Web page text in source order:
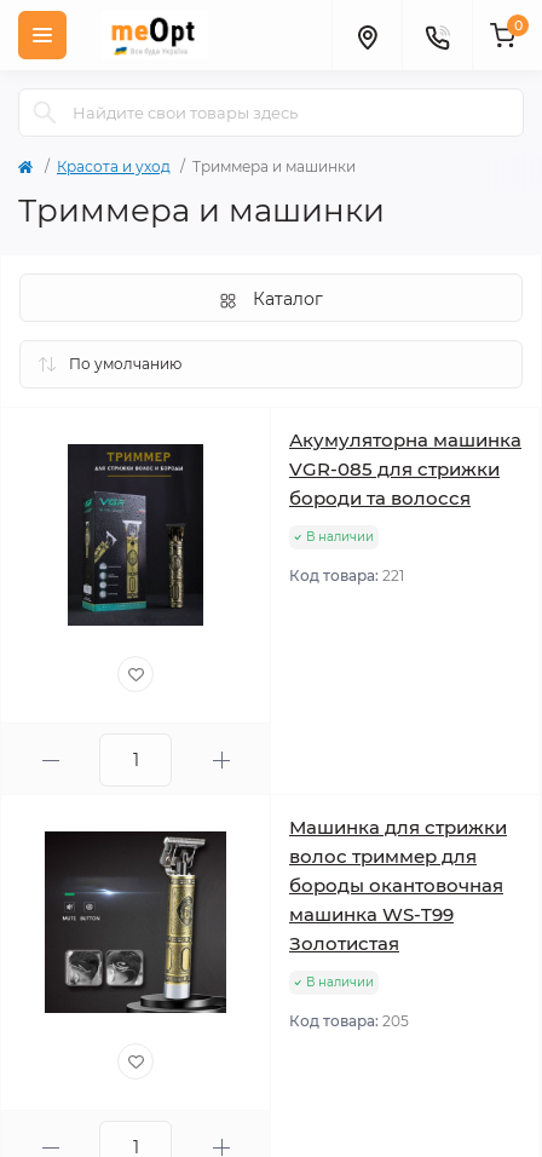
0
Красота и уход Триммера и машинки
Триммера и машинки
Каталог
Акумуляторна машинка
VGR-085 для стрижки
бороди та волосся
В наличии
Код товара: 221
Машинка для стрижки
волос триммер для
бороды окантовочная
машинка WS-T99
Золотистая
В наличии
Код товара: 205